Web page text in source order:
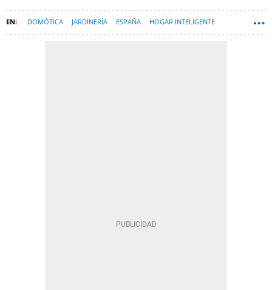
DOMÓTICA JARDINERÍA ESPAÑA HOGAR INTELIGENTE